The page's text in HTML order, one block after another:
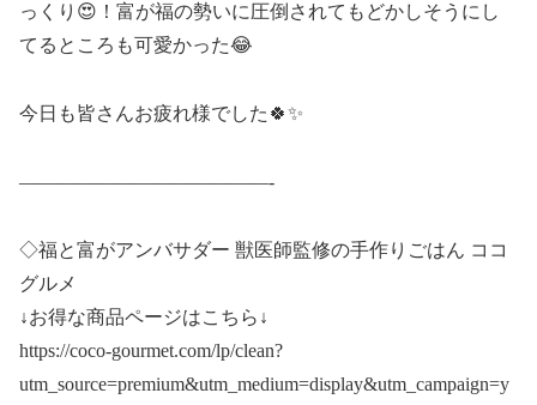
っくり😍！富が福の勢いに圧倒されてもどかしそうにし
てるところも可愛かった😂
今日も皆さんお疲れ様でした🍀✨
—————————————-
◇福と富がアンバサダー 獣医師監修の手作りごはん ココ
グルメ
↓お得な商品ページはこちら↓
https://coco-gourmet.com/lp/clean?
utm_source=premium&utm_medium=display&utm_campaign=y